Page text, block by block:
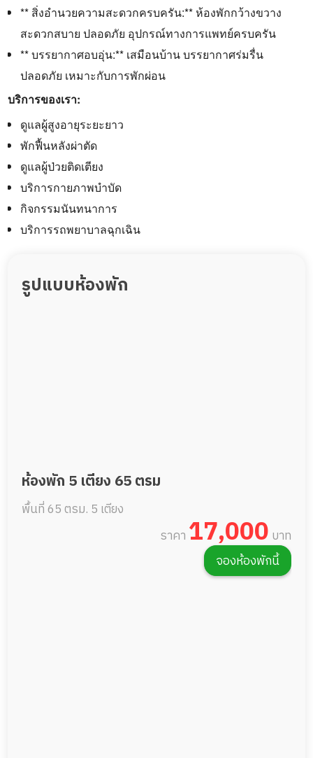
** สิ่งอำนวยความสะดวกครบครัน:** ห้องพักกว้างขวาง
สะดวกสบาย ปลอดภัย อุปกรณ์ทางการแพทย์ครบครัน
** บรรยากาศอบอุ่น:** เสมือนบ้าน บรรยากาศร่มรื่น
ปลอดภัย เหมาะกับการพักผ่อน
บริการของเรา:
ดูแลผู้สูงอายุระยะยาว
พักฟื้นหลังผ่าตัด
ดูแลผู้ป่วยติดเตียง
บริการกายภาพบำบัด
กิจกรรมนันทนาการ
บริการรถพยาบาลฉุกเฉิน
รูปแบบห้องพัก
ห้องพัก 5 เตียง 65 ตรม
พื้นที่ 65 ตรม. 5 เตียง
ราคา 17,000 บาท
จองห้องพักนี้